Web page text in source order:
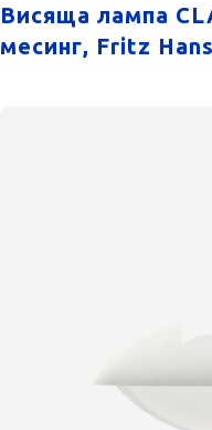
Висяща лампа
месинг, Fritz